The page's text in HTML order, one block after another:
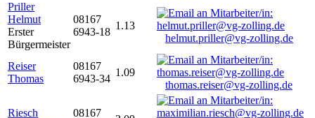
Priller
Helmut
Erster
Bürgermeister
08167
6943-18
1.13
helmut.priller@vg-zolling.de
Reiser
Thomas
08167
6943-34
1.09
thomas.reiser@vg-zolling.de
Riesch
08167